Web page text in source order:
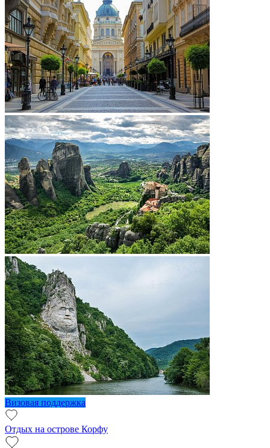
Визовая поддержка
Отдых на острове Корфу